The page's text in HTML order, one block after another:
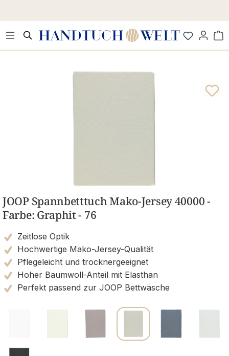
Bildergalerie überspringen
JOOP Spannbetttuch Mako-Jersey 40000 -
Farbe: Graphit - 76
Zeitlose Optik
Hochwertige Mako-Jersey-Qualität
Pflegeleicht und trocknergeeignet
Hoher Baumwoll-Anteil mit Elasthan
Perfekt passend zur JOOP Bettwäsche